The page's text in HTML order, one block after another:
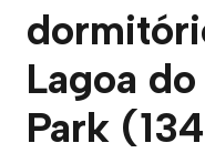
Lagoa
Park